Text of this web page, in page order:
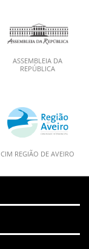
ASSEMBLEIA DA
REPÚBLICA
CIM REGIÃO DE AVEIRO